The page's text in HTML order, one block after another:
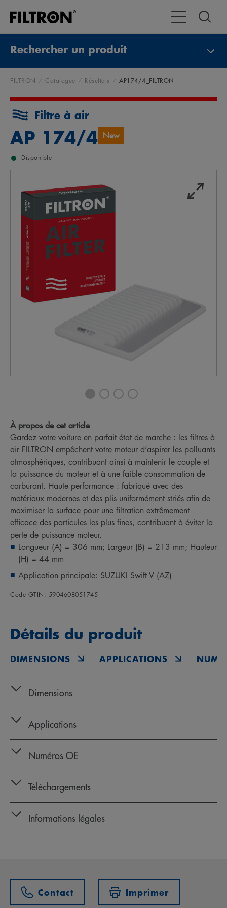
Toggle
Rechercher un produit
FILTRON Catalogue Résultats AP174/4_FILTRON
Filtre à air
AP 174/4 New
Disponible
À propos de cet article
Gardez votre voiture en parfait état de marche : les filtres à
air FILTRON empêchent votre moteur d’aspirer les polluants
atmosphériques, contribuant ainsi à maintenir le couple et
la puissance du moteur et à une faible consommation de
carburant. Haute performance : fabriqué avec des
matériaux modernes et des plis uniformément striés afin de
maximiser la surface pour une filtration extrêmement
efficace des particules les plus fines, contribuant à éviter la
perte de puissance moteur.
Longueur (A) = 306 mm; Largeur (B) = 213 mm; Hauteur
(H) = 44 mm
Application principale: SUZUKI Swift V (AZ)
Code GTIN: 5904608051745
Détails du produit
DIMENSIONS APPLICATIONS
Dimensions
Applications
Numéros OE
Téléchargements
Informations légales
Contact Imprimer